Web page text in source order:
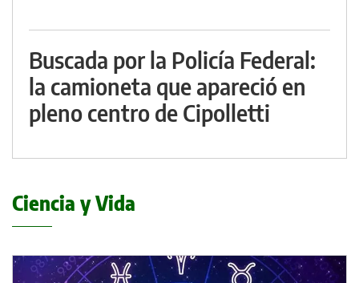
Buscada por la Policía Federal:
la camioneta que apareció en
pleno centro de Cipolletti
Ciencia y Vida